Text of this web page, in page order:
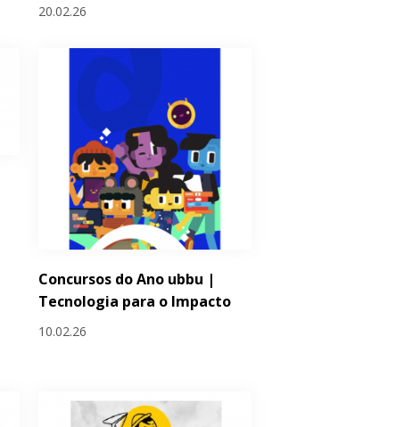
20.02.26
Concursos do Ano ubbu |
Tecnologia para o Impacto
10.02.26